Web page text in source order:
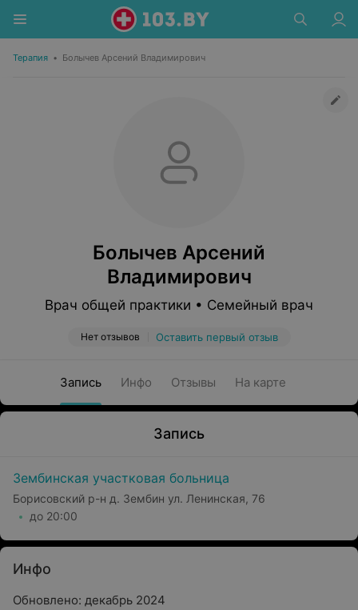
Терапия • Болычев Арсений Владимирович
Болычев Арсений
Владимирович
Врач общей практики • Семейный врач
Нет отзывов Оставить первый отзыв
Запись Инфо Отзывы На карте
Запись
Зембинская участковая больница
Борисовский р-н д. Зембин ул. Ленинская, 76
до 20:00
Инфо
Обновлено: декабрь 2024